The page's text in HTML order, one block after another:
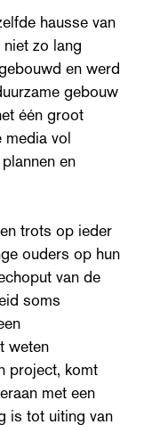
hausse van
zo lang
en werd
gebouw
één groot
media vol
en
trots op ieder
ouders op hun
van de
soms
weten
project, komt
met een
is tot uiting van